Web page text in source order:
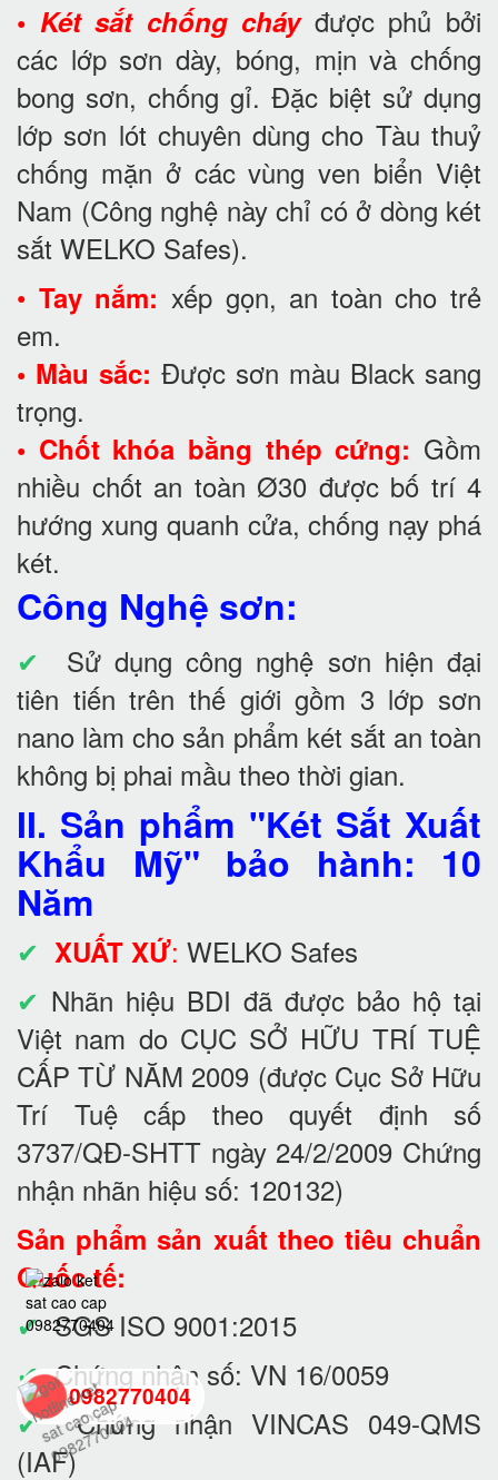
• Két sắt chống cháyđược phủ bởi
các lớp sơn dày, bóng, mịn và chống
bong sơn, chống gỉ. Đặc biệt sử dụng
lớp sơn lót chuyên dùng cho Tàu thuỷ
chống mặn ở các vùng ven biển Việt
Nam (Công nghệ này chỉ có ở dòng két
sắt WELKO Safes).
• Tay nắm: xếp gọn, an toàn cho trẻ
em.
• Màu sắc: Được sơn màu Black sang
trọng.
• Chốt khóa bằng thép cứng: Gồm
nhiều chốt an toàn Ø30 được bố trí 4
hướng xung quanh cửa, chống nạy phá
két.
Công Nghệ sơn:
✔ Sử dụng công nghệ sơn hiện đại
tiên tiến trên thế giới gồm 3 lớp sơn
nano làm cho sản phẩm két sắt an toàn
không bị phai mầu theo thời gian.
II. Sản phẩm "Két Sắt Xuất
Khẩu Mỹ" bảo hành: 10
Năm
✔ XUẤT XỨ: WELKO Safes
✔ Nhãn hiệu BDI đã được bảo hộ tại
Việt nam do CỤC SỞ HỮU TRÍ TUỆ
CẤP TỪ NĂM 2009 (được Cục Sở Hữu
Trí Tuệ cấp theo quyết định số
3737/QĐ-SHTT ngày 24/2/2009 Chứng
nhận nhãn hiệu số: 120132)
Sản phẩm sản xuất theo tiêu chuẩn
Quốc tế:
✔SGS ISO 9001:2015
✔Chứng nhận số: VN 16/0059
✔Chứng nhận VINCAS 049-QMS
(IAF)
0982770404